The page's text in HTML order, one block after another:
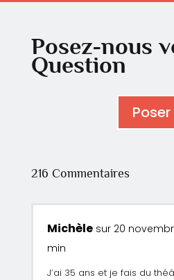
Posez-nous
Question
216 Commentaires
Michèle sur 20
min
J’ai 35 ans et je fais du